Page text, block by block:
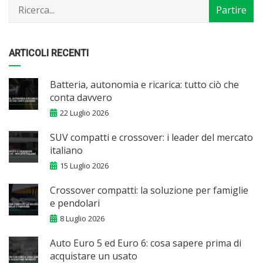
ARTICOLI RECENTI
Batteria, autonomia e ricarica: tutto ciò che
conta davvero
22 Luglio 2026
SUV compatti e crossover: i leader del mercato
italiano
15 Luglio 2026
Crossover compatti: la soluzione per famiglie
e pendolari
8 Luglio 2026
Auto Euro 5 ed Euro 6: cosa sapere prima di
acquistare un usato